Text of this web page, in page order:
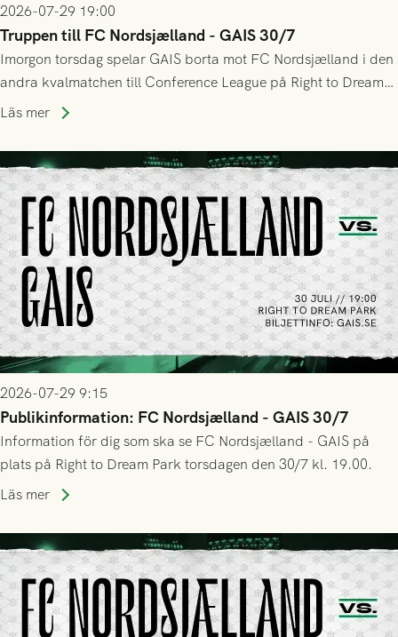
2026-07-29 19:00
Truppen till FC Nordsjælland - GAIS 30/7
Imorgon torsdag spelar GAIS borta mot FC Nordsjælland i den
andra kvalmatchen till Conference League på Right to Dream
Park! Fredrik Holmberg och ledarstaben har tagit ut följande
Läs mer
2026-07-29 9:15
Publikinformation: FC Nordsjælland - GAIS 30/7
Information för dig som ska se FC Nordsjælland - GAIS på
plats på Right to Dream Park torsdagen den 30/7 kl. 19.00.
Läs mer